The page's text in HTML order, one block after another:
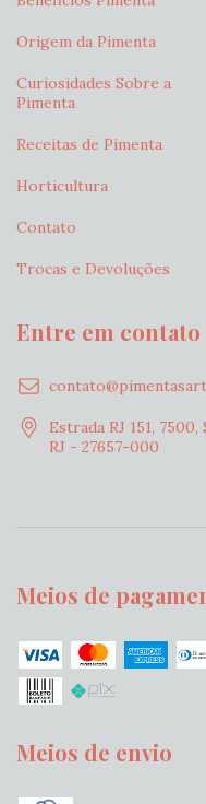
Origem da Pimenta
Curiosidades Sobre a
Pimenta
Receitas de Pimenta
Horticultura
Contato
Trocas e Devoluções
Entre em contato
Estrada RJ 151,
RJ - 27657-000
Meios de
Meios de envio